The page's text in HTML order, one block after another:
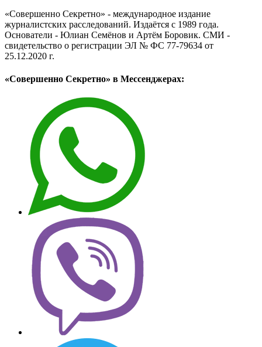
«Совершенно Секретно» - международное издание
журналистских расследований. Издаётся с 1989 года.
Основатели - Юлиан Семёнов и Артём Боровик. CМИ -
свидетельство о регистрации ЭЛ № ФС 77-79634 от
25.12.2020 г.
«Совершенно Секретно» в Мессенджерах: